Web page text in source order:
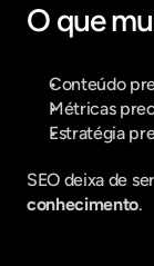
O que
Conteúdo
Métricas
Estratégia
SEO deixa de
conhecimento.